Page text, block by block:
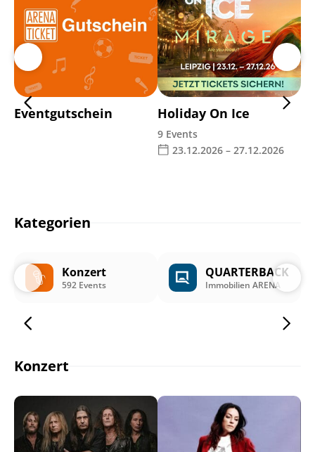
Eventgutschein Holiday On Ice
9 Events
23.12.2026 – 27.12.2026
Kategorien
Konzert
592 Events
QUARTERBACK
Immobilien ARENA
Konzert